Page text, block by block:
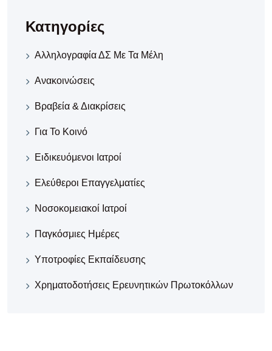
Κατηγορίες
Αλληλογραφία ΔΣ Με Τα Μέλη
Ανακοινώσεις
Βραβεία & Διακρίσεις
Για Το Κοινό
Ειδικευόμενοι Ιατροί
Ελεύθεροι Επαγγελματίες
Νοσοκομειακοί Iατροί
Παγκόσμιες Ημέρες
Υποτροφίες Εκπαίδευσης
Χρηματοδοτήσεις Ερευνητικών Πρωτοκόλλων